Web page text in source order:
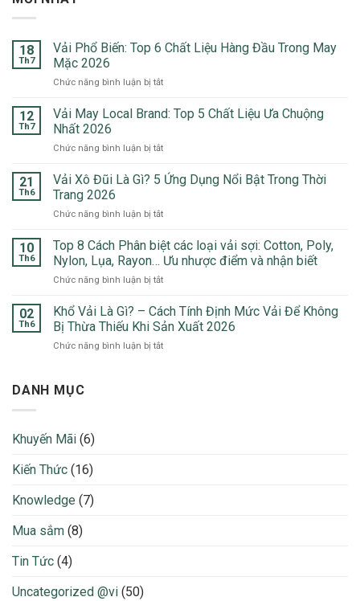
18
Th7
Vải Phổ Biến: Top 6 Chất Liệu Hàng Đầu Trong May
Mặc 2026
Chức năng bình luận bị tắtở
Phổ
6
Liệu
Trong
Mặc
2026
12
Th7
Vải May Local Brand: Top 5 Chất Liệu Ưa Chuộng
Nhất 2026
Chức năng bình luận bị tắtở
May
Local
Top
Chất
Liệu
Chuộng
2026
21
Th6
Vải Xô Đũi Là Gì? 5 Ứng Dụng Nổi Bật Trong Thời
Trang 2026
Chức năng bình luận bị tắtở
Xô
Đũi
Là
Gì?
Ứng
Dụng
Bật
10
Th6
Top 8 Cách Phân biệt các loại vải sợi: Cotton, Poly,
Nylon, Lụa, Rayon… Ưu nhược điểm và nhận biết
Chức năng bình luận bị tắtở
8
Cách
Phân
biệt
02
Th6
Khổ Vải Là Gì? – Cách Tính Định Mức Vải Để Không
Bị Thừa Thiếu Khi Sản Xuất 2026
Chức năng bình luận bị tắtở
DANH MỤC
Khuyến Mãi (6)
Kiến Thức (16)
Knowledge (7)
Mua sắm (8)
Tin Tức (4)
Uncategorized @vi (50)